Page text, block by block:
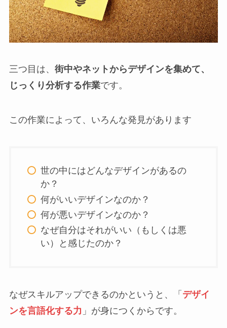
三つ目は、 街中やネットからデザインを集めて、
じっくり分析する作業です。
この作業によって、いろんな発見があります
世の中にはどんなデザインがあるの
か？
何がいいデザインなのか？
何が悪いデザインなのか？
なぜ自分はそれがいい（もしくは悪
い）と感じたのか？
なぜスキルアップできるのかというと、「 デザイ
ンを言語化する力 」が身につくからです。